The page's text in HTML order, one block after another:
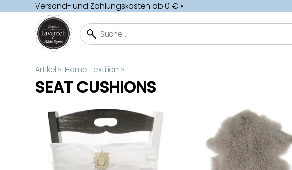
Versand- und Zahlungskosten ab 0 € »
Artikel ‪» Home Textilien ‪»
SEAT CUSHIONS